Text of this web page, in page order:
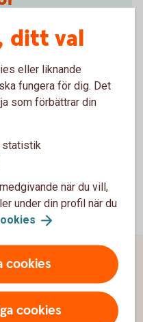
(pdf)
(pdf)
ditt val
eller liknande
fungera för dig. Det
som förbättrar din
statistik
när du vill,
under din profil när du
cookies
cookies